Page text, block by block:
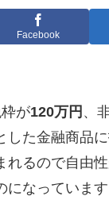
Facebook
が120万円 、
した金融商品
るので自由
なっていま